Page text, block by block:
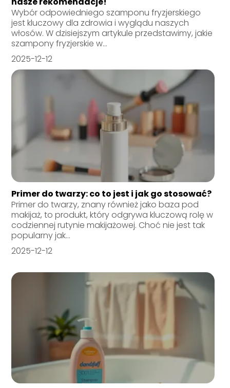
Wybór odpowiedniego szamponu fryzjerskiego
jest kluczowy dla zdrowia i wyglądu naszych
włosów. W dzisiejszym artykule przedstawimy, jakie
szampony fryzjerskie w...
2025-12-12
Primer do twarzy: co to jest i jak go stosować?
Primer do twarzy, znany również jako baza pod
makijaż, to produkt, który odgrywa kluczową rolę w
codziennej rutynie makijażowej. Choć nie jest tak
popularny jak...
2025-12-12